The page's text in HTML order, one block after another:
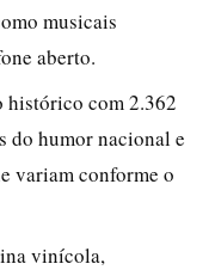
musicais
aberto.
com 2.362
do humor nacional e
variam conforme o
vinícola,